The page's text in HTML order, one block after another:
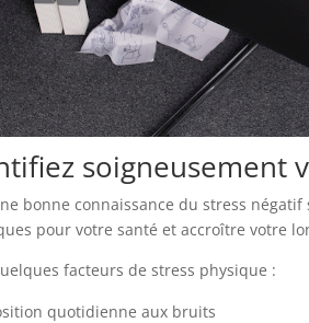
soigneusement
bonne connaissance du stress
pour votre santé et accroître votre
facteurs de stress physique :
quotidienne aux bruits